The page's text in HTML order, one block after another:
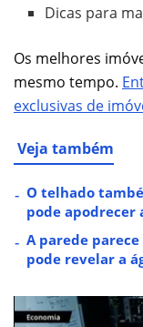
Dicas para
Os melhores
mesmo tempo.
exclusivas de
Veja também
O telhado
pode apodrecer
A parede
pode revelar a